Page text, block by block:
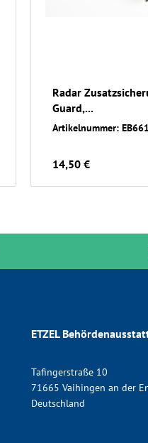
Radar
Guard,...
Artikelnummer:
14,50 €
ETZEL
Tafingerstraße 10
71665 Vaihingen an der
Deutschland